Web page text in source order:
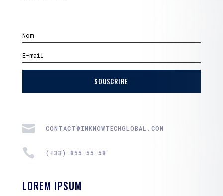
SOUSCRIRE
 CONTACT@INKNOWTECHGLOBAL.COM
 (+33) 855 55 58
LOREM IPSUM